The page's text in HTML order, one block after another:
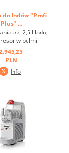
do lodów "Profi
Plus" ...
ok. 2,5 l lodu,
w pełmi
do ciągłego
mocna, zakres
silnik do
pracy ...
2.945,25
PLN
Info